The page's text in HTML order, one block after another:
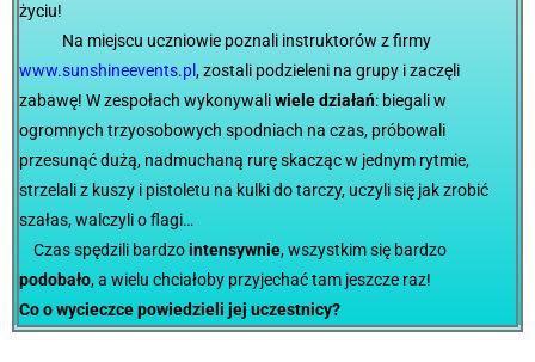
życiu!
Na miejscu uczniowie poznali instruktorów z firmy
www.sunshineevents.pl, zostali podzieleni na grupy i zaczęli
zabawę! W zespołach wykonywaliwiele działań: biegali w
ogromnych trzyosobowych spodniach na czas, próbowali
przesunąć dużą, nadmuchaną rurę skacząc w jednym rytmie,
strzelali z kuszy i pistoletu na kulki do tarczy, uczyli się jak zrobić
szałas, walczyli o flagi…
Czas spędzili bardzointensywnie, wszystkim się bardzo
podobało, a wielu chciałoby przyjechać tam jeszcze raz!
Co o wycieczce powiedzieli jej uczestnicy?